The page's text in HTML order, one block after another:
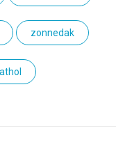
zonnedak